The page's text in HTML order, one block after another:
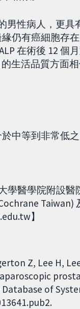
男性病人，更
仍有癌細胞存
在術後 12 個
生活品質方面
中等到非常低
學醫學院附設
Taiwan)
】
Z, Lee H,
of